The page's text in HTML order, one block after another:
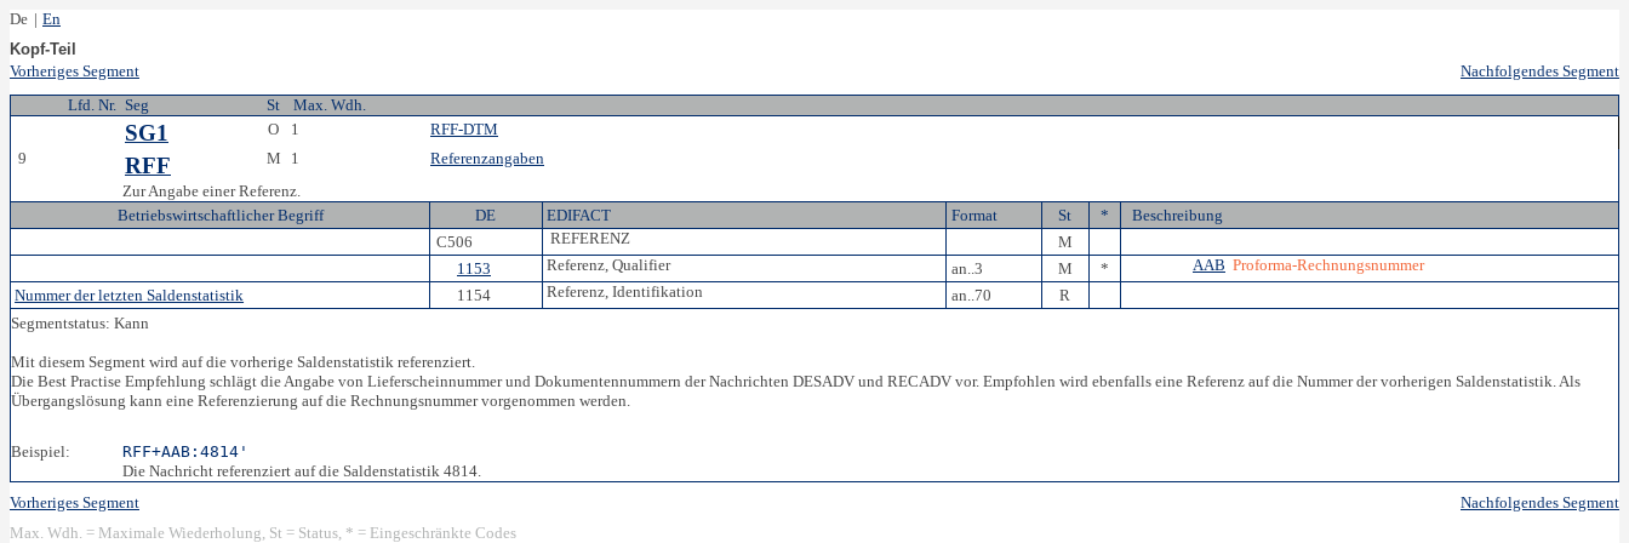
De | En
Kopf-Teil
Vorheriges Segment
Nachfolgendes Segment
Lfd. Nr. Seg St Max. Wdh.
SG1 O 1
RFF-DTM
9
RFF M 1
Referenzangaben
Zur Angabe einer Referenz.
Betriebswirtschaftlicher Begriff
DE EDIFACT Format St *
Beschreibung
C506
REFERENZ
M
1153
Referenz, Qualifier an..3 M * AAB Proforma-Rechnungsnummer
Nummer der letzten Saldenstatistik
1154 Referenz, Identifikation an..70
R
Segmentstatus: Kann
Mit diesem Segment wird auf die vorherige Saldenstatistik referenziert.
Die Best Practise Empfehlung schlägt die Angabe von Lieferscheinnummer und Dokumentennummern der Nachrichten DESADV und RECADV vor. Empfohlen wird ebenfalls eine Referenz auf die Nummer der vorherigen Saldenstatistik. Als
Übergangslösung kann eine Referenzierung auf die Rechnungsnummer vorgenommen werden.
Beispiel:
RFF+AAB:4814'
Die Nachricht referenziert auf die Saldenstatistik 4814.
Vorheriges Segment
Nachfolgendes Segment
Max. Wdh. = Maximale Wiederholung, St = Status, * = Eingeschränkte Codes